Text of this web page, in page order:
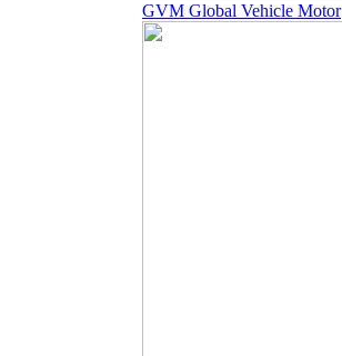
GVM Global Vehicle Motor